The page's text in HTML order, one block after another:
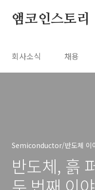
앰코인스토리
회사소식 채용
Semiconductor/반도체 이
반도체, 흙